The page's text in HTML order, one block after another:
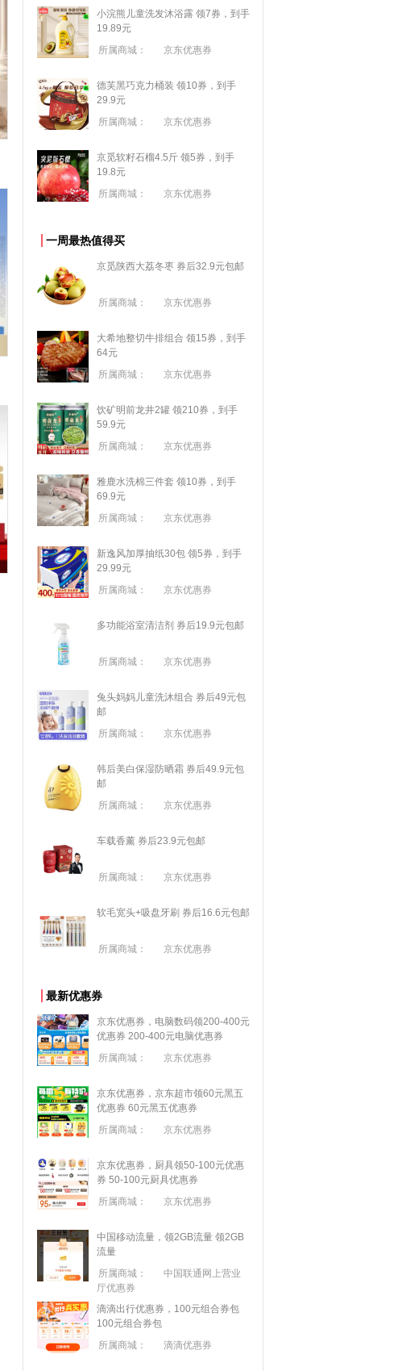
小浣熊儿童洗发沐浴露 领7券，到手
19.89元
所属商城：
京东优惠券
德芙黑巧克力桶装 领10券，到手
29.9元
所属商城：
京东优惠券
京觅软籽石榴4.5斤 领5券，到手
19.8元
所属商城：
京东优惠券
一周最热值得买
京觅陕西大荔冬枣 券后32.9元包邮
所属商城： 京东优惠券
大希地整切牛排组合 领15券，到手
64元
所属商城：
京东优惠券
饮矿明前龙井2罐 领210券，到手
59.9元
所属商城：
京东优惠券
雅鹿水洗棉三件套 领10券，到手
69.9元
所属商城：
京东优惠券
新逸风加厚抽纸30包 领5券，到手
29.99元
所属商城：
京东优惠券
多功能浴室清洁剂 券后19.9元包邮
所属商城： 京东优惠券
兔头妈妈儿童洗沐组合 券后49元包
邮
所属商城：
京东优惠券
韩后美白保湿防晒霜 券后49.9元包
邮
所属商城：
京东优惠券
车载香薰 券后23.9元包邮
所属商城： 京东优惠券
软毛宽头+吸盘牙刷 券后16.6元包邮
所属商城： 京东优惠券
最新优惠券
京东优惠券，电脑数码领200-400元
优惠券 200-400元电脑优惠券
所属商城：
京东优惠券
京东优惠券，京东超市领60元黑五
优惠券 60元黑五优惠券
所属商城：
京东优惠券
京东优惠券，厨具领50-100元优惠
券 50-100元厨具优惠券
所属商城：
京东优惠券
中国移动流量，领2GB流量 领2GB
流量
所属商城：
中国联通网上营业
厅优惠券
滴滴出行优惠券，100元组合券包
100元组合券包
所属商城：
滴滴优惠券